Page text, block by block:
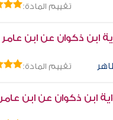
تقييم المادة:
ابن ذكوان عن ابن عامر
تقييم المادة:
ابن ذكوان عن ابن عامر